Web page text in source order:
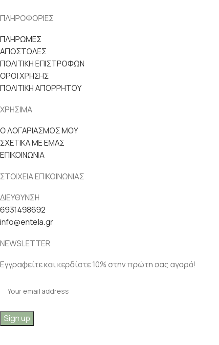
ΠΛΗΡΟΦΟΡΙΕΣ
ΠΛΗΡΩΜΕΣ
ΑΠΟΣΤΟΛΕΣ
ΠΟΛΙΤΙΚΗ ΕΠΙΣΤΡΟΦΩΝ
ΟΡΟΙ ΧΡΗΣΗΣ
ΠΟΛΙΤΙΚΗ ΑΠΟΡΡΗΤΟΥ
ΧΡΗΣΙΜΑ
Ο ΛΟΓΑΡΙΑΣΜΟΣ ΜΟΥ
ΣΧΕΤΙΚΑ ΜΕ ΕΜΑΣ
ΕΠΙΚΟΙΝΩΝΙΑ
ΣΤΟΙΧΕΙΑ ΕΠΙΚΟΙΝΩΝΙΑΣ
ΔΙΕΥΘΥΝΣΗ
6931498692
info@entela.gr
NEWSLETTER
Εγγραφείτε και κερδίστε 10% στην πρώτη σας αγορά!